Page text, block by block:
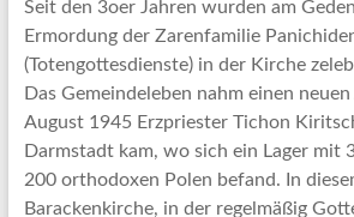
Seit den 3oer Jahren wurden am
Ermordung der Zarenfamilie
(Totengottesdienste) in der Kirche
Das Gemeindeleben nahm einen
August 1945 Erzpriester Tichon
Darmstadt kam, wo sich ein Lager mit
200 orthodoxen Polen befand. In
Barackenkirche, in der regelmäßig